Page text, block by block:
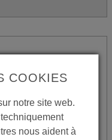
COOKIES
notre site web.
nous aident à